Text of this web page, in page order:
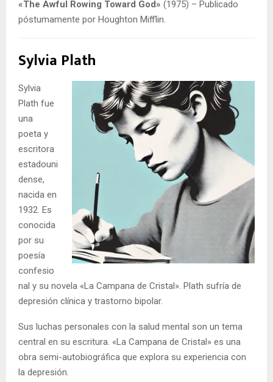
«The Awful Rowing Toward God» (1975) – Publicado
póstumamente por Houghton Mifflin.
Sylvia Plath
Sylvia
Plath fue
una
poeta y
escritora
estadouni
dense,
nacida en
1932. Es
conocida
por su
poesía
confesio
nal y su novela «La Campana de Cristal». Plath sufría de
depresión clínica y trastorno bipolar.
Sus luchas personales con la salud mental son un tema
central en su escritura. «La Campana de Cristal» es una
obra semi-autobiográfica que explora su experiencia con
la depresión.